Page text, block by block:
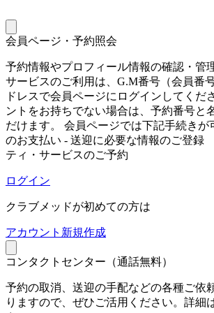
会員ページ・予約照会
予約情報やプロフィール情報の確認・管
サービスのご利用は、G.M番号（会員番
ドレスで会員ページにログインしてくだ
ントをお持ちでない場合は、予約番号と
だけます。 会員ページでは下記手続きが
のお支払い - 送迎に必要な情報のご登
ティ・サービスのご予約
ログイン
クラブメッドが初めての方は
アカウント新規作成
コンタクトセンター（通話無料）
予約の取消、送迎の手配などの各種ご依
りますので、ぜひご活用ください。詳細